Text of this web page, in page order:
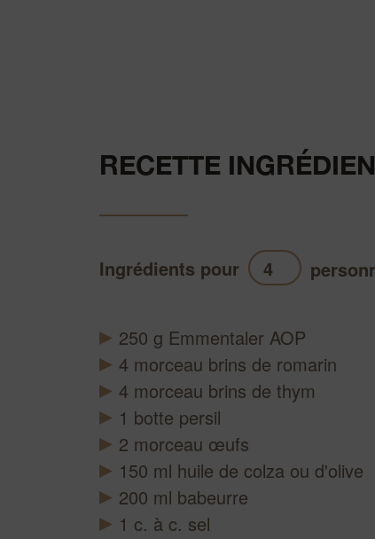
RECETTE
Ingrédients pour
250 g Emmentaler AOP
4 morceau brins de romarin
4 morceau brins de thym
1 botte persil
2 morceau œufs
150 ml huile de colza ou d'olive
200 ml babeurre
1 c. à c. sel